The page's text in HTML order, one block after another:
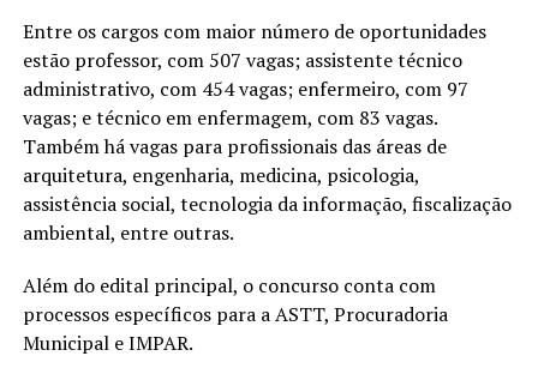
Entre os cargos com maior número de oportunidades
estão professor, com 507 vagas; assistente técnico
administrativo, com 454 vagas; enfermeiro, com 97
vagas; e técnico em enfermagem, com 83 vagas.
Também há vagas para profissionais das áreas de
arquitetura, engenharia, medicina, psicologia,
assistência social, tecnologia da informação, fiscalização
ambiental, entre outras.
Além do edital principal, o concurso conta com
processos específicos para a ASTT, Procuradoria
Municipal e IMPAR.